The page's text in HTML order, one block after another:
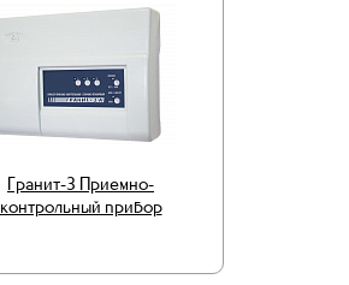
Гранит-3 Приемно-
контрольный прибор